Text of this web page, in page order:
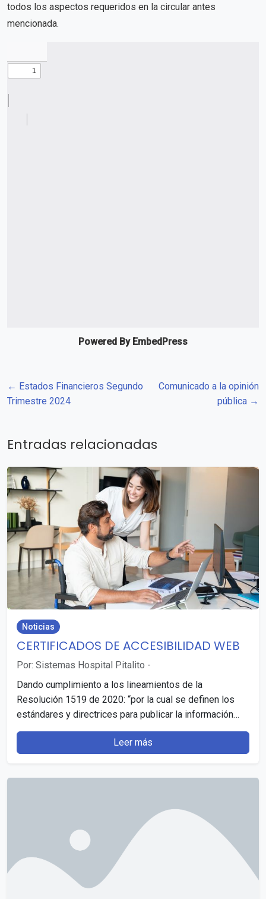
todos los aspectos requeridos en la circular antes
mencionada.
Powered By EmbedPress
← Estados Financieros Segundo
Trimestre 2024
Comunicado a la opinión
pública →
Entradas relacionadas
Noticias
CERTIFICADOS DE ACCESIBILIDAD WEB
Por: Sistemas Hospital Pitalito -
Dando cumplimiento a los lineamientos de la
Resolución 1519 de 2020: “por la cual se definen los
estándares y directrices para publicar la información…
Leer más